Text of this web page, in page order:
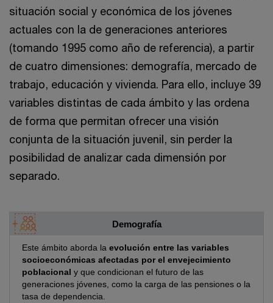
situación social y económica de los jóvenes
actuales con la de generaciones anteriores
(tomando 1995 como año de referencia), a partir
de cuatro dimensiones: demografía, mercado de
trabajo, educación y vivienda. Para ello, incluye 39
variables distintas de cada ámbito y las ordena
de forma que permitan ofrecer una visión
conjunta de la situación juvenil, sin perder la
posibilidad de analizar cada dimensión por
separado.
Demografía
Este ámbito aborda la evolución entre las variables
socioeconómicas afectadas por el envejecimiento
poblacional y que condicionan el futuro de las
generaciones jóvenes, como la carga de las pensiones o la
tasa de dependencia.